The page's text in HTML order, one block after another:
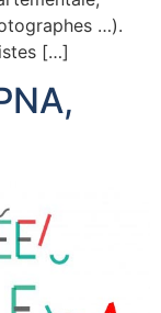
…).
[…]